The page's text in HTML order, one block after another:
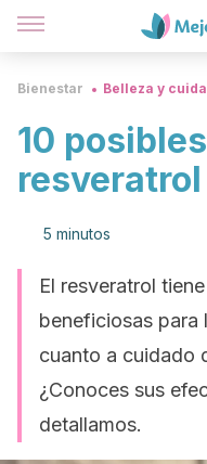
Bienestar Belleza y
10
5 minutos
El resveratrol
beneficiosas para
cuanto a cuidado
¿Conoces sus
detallamos.